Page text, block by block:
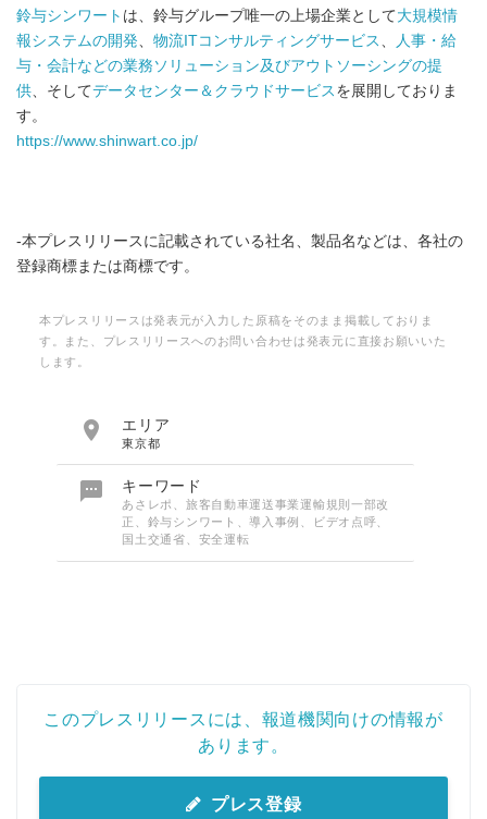
鈴与シンワート は、鈴与グループ唯一の上場企業として大規模情
報システムの開発、 物流ITコンサルティングサービス 、
人事・給
与・会計などの業務ソリューション及びアウトソーシングの提
供、そしてデータセンター＆クラウドサービス を展開しておりま
す。
https://www.shinwart.co.jp/
-本プレスリリースに記載されている社名、製品名などは、各社の
登録商標または商標です。
本プレスリリースは発表元が入力した原稿をそのまま掲載しておりま
す。また、プレスリリースへのお問い合わせは発表元に直接お願いいた
します。
 エリア
東京都
 キーワード
あさレポ、旅客自動車運送事業運輸規則一部改
正、鈴与シンワート、導入事例、ビデオ点呼、
国土交通省、安全運転
このプレスリリースには、報道機関向けの情報が
あります。
プレス登録